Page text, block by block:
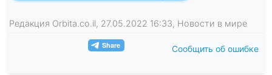
Редакция Orbita.co.il, 27.05.2022 16:33, Новости в мире
Сообщить об ошибке